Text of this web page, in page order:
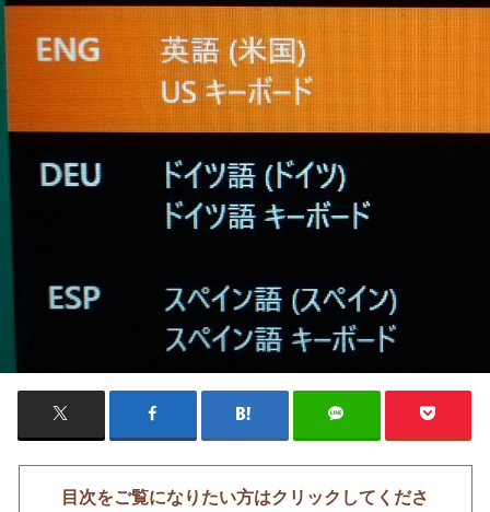
目次をご覧になりたい方はクリックしてくださ